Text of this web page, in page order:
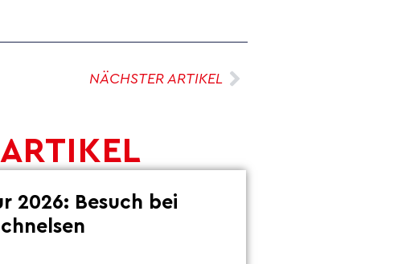
NÄCHSTER ARTIKEL
2026: Besuch bei